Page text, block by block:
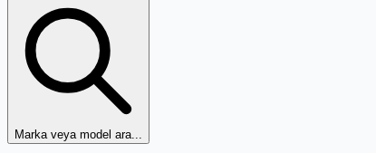
Marka veya model ara...